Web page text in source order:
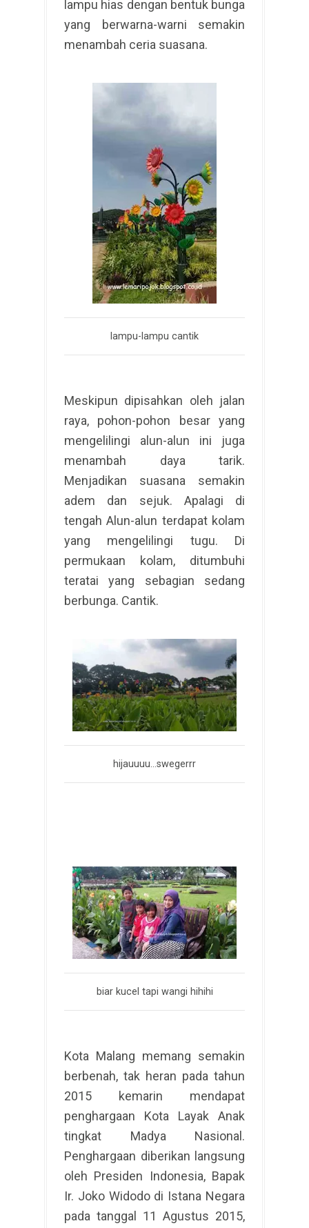
lampu hias dengan bentuk bunga
yang berwarna-warni semakin
menambah ceria suasana.
lampu-lampu cantik
Meskipun dipisahkan oleh jalan
raya, pohon-pohon besar yang
mengelilingi alun-alun ini juga
menambah daya tarik.
Menjadikan suasana semakin
adem dan sejuk. Apalagi di
tengah Alun-alun terdapat kolam
yang mengelilingi tugu. Di
permukaan kolam, ditumbuhi
teratai yang sebagian sedang
berbunga. Cantik.
hijauuuu...swegerrr
biar kucel tapi wangi hihihi
Kota Malang memang semakin
berbenah, tak heran pada tahun
2015 kemarin mendapat
penghargaan Kota Layak Anak
tingkat Madya Nasional.
Penghargaan diberikan langsung
oleh Presiden Indonesia, Bapak
Ir. Joko Widodo di Istana Negara
pada tanggal 11 Agustus 2015,